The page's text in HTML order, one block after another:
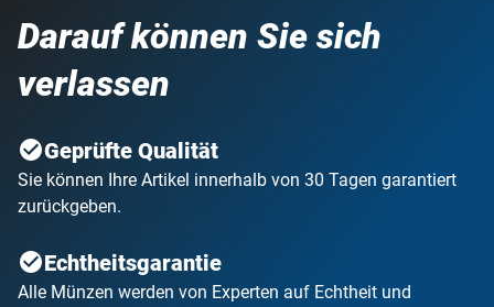
Darauf können Sie sich
verlassen
Geprüfte Qualität
Sie können Ihre Artikel innerhalb von 30 Tagen garantiert
zurückgeben.
Echtheitsgarantie
Alle Münzen werden von Experten auf Echtheit und